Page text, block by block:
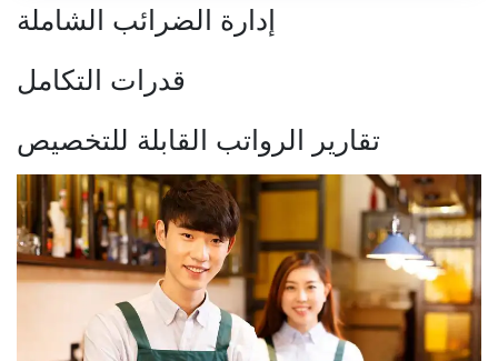
إدارة الضرائب الشاملة
قدرات التكامل
تقارير الرواتب القابلة للتخصيص